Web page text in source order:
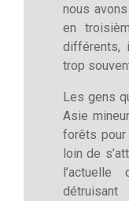
nous
en
différents,
trop
Les gens
Asie
forêts pour
loin de